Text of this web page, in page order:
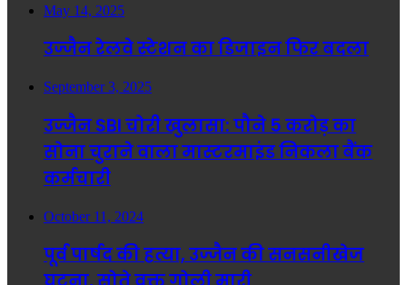
May 14, 2025
उज्जैन रेलवे स्टेशन का डिजाइन फिर बदला
September 3, 2025
उज्जैन SBI चोरी खुलासा: पौने 5 करोड़ का
सोना चुराने वाला मास्टरमाइंड निकला बैंक
कर्मचारी
October 11, 2024
पूर्व पार्षद की हत्या, उज्जैन की सनसनीखेज